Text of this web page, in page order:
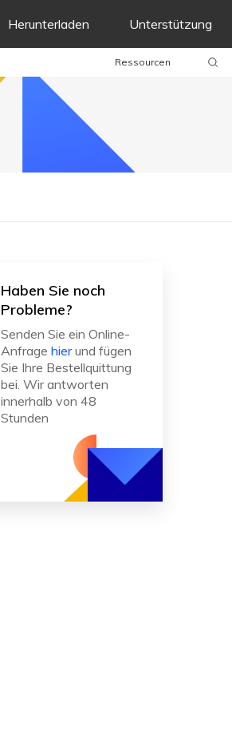
Herunterladen Unterstützung
Ressourcen
Haben Sie noch
Probleme?
Senden Sie ein Online-
Anfrage hierund fügen
Sie Ihre Bestellquittung
bei. Wir antworten
innerhalb von 48
Stunden